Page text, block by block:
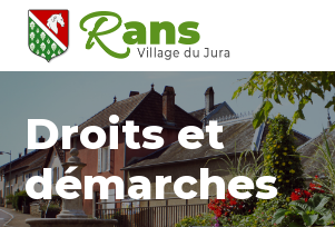
Droits et
démarches